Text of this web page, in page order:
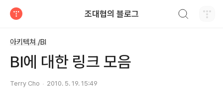
조대협의 블로그
아키텍쳐 /BI
BI에 대한 링크 모음
Terry Cho 2010. 5. 19. 15:49